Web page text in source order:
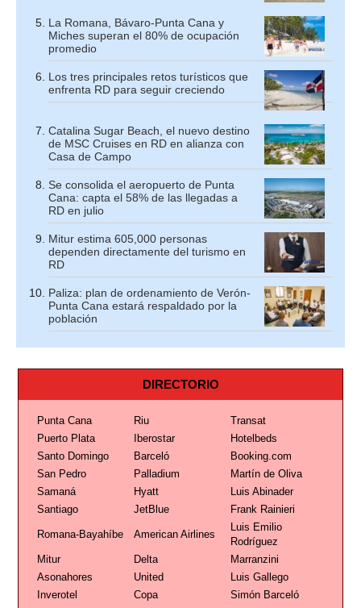
La Romana, Bávaro-Punta Cana y
Miches superan el 80% de ocupación
promedio
Los tres principales retos turísticos que
enfrenta RD para seguir creciendo
Catalina Sugar Beach, el nuevo destino
de MSC Cruises en RD en alianza con
Casa de Campo
Se consolida el aeropuerto de Punta
Cana: capta el 58% de las llegadas a
RD en julio
Mitur estima 605,000 personas
dependen directamente del turismo en
RD
Paliza: plan de ordenamiento de Verón-
Punta Cana estará respaldado por la
población
DIRECTORIO
Punta Cana Riu
Transat
Puerto Plata
Iberostar
Hotelbeds
Santo Domingo
Barceló
Booking.com
San Pedro
Palladium
Martín de Oliva
Samaná
Hyatt
Luis Abinader
Santiago
JetBlue Frank Rainieri
Romana-Bayahíbe American Airlines
Luis Emilio
Rodríguez
Mitur
Delta
Marranzini
Asonahores
United
Luis Gallego
Inverotel
Copa
Simón Barceló